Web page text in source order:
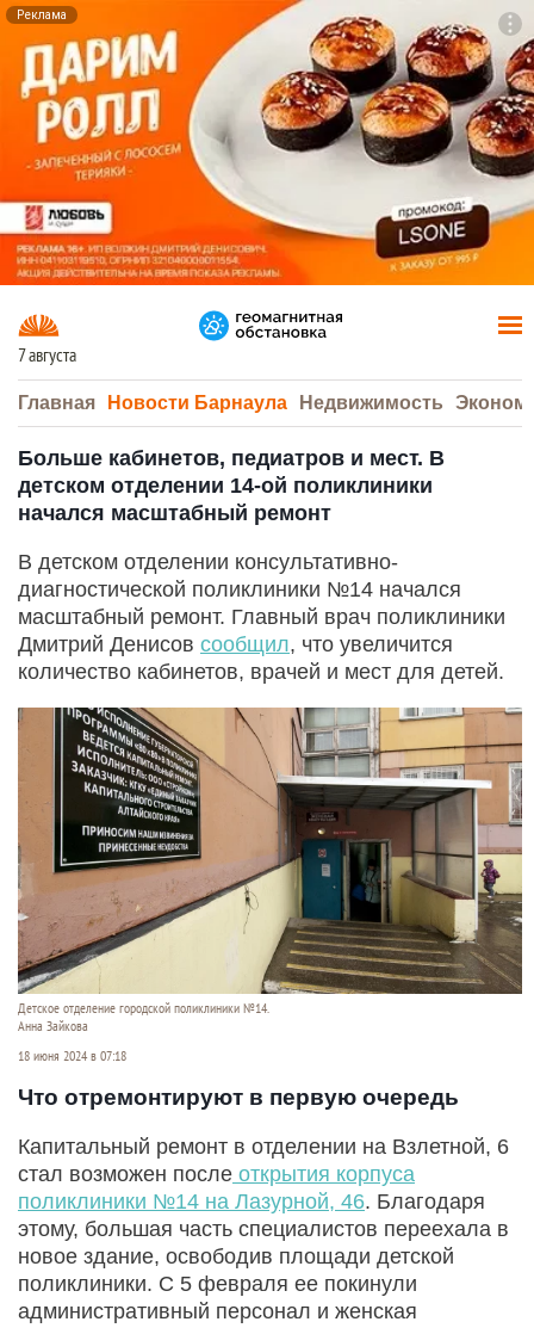
Реклама
7 августа
Главная Новости Барнаула Недвижимость
Больше кабинетов, педиатров и мест. В
детском отделении 14-ой поликлиники
начался масштабный ремонт
В детском отделении консультативно-
диагностической поликлиники №14 начался
масштабный ремонт. Главный врач поликлиники
Дмитрий Денисов сообщил, что увеличится
количество кабинетов, врачей и мест для детей.
Детское отделение городской поликлиники №14.
Анна Зайкова
18 июня 2024 в 07:18
Что отремонтируют в первую очередь
Капитальный ремонт в отделении на Взлетной, 6
стал возможен после открытия корпуса
поликлиники №14 на Лазурной, 46. Благодаря
этому, большая часть специалистов переехала в
новое здание, освободив площади детской
поликлиники. С 5 февраля ее покинули
административный персонал и женская